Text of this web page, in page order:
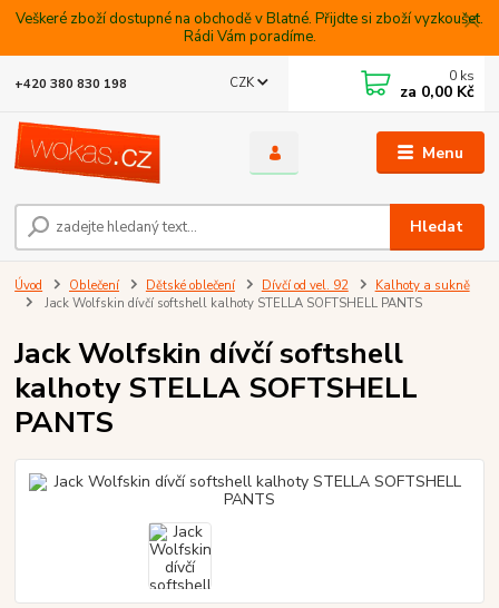
Veškeré zboží dostupné na obchodě v Blatné. Přijdte si zboží vyzkoušet.
Rádi Vám poradíme.
Menu
CZK
Hledat
+420 380 830 198 0 ks
za 0,00 Kč
Úvod Oblečení Dětské oblečení Dívčí od vel. 92
Kalhoty a sukně
Jack Wolfskin dívčí softshell kalhoty STELLA SOFTSHELL PANTS
Jack Wolfskin dívčí softshell
kalhoty STELLA SOFTSHELL
PANTS